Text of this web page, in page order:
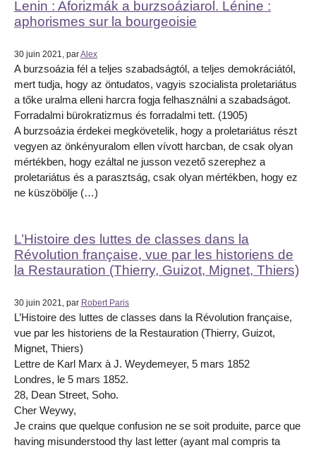
Lenin : Aforizmák a burzsoáziarol. Lénine :
aphorismes sur la bourgeoisie
30 juin 2021, parAlex
A burzsoázia fél a teljes szabadságtól, a teljes demokráciától,
mert tudja, hogy az öntudatos, vagyis szocialista proletariátus
a tőke uralma elleni harcra fogja felhasználni a szabadságot.
Forradalmi bürokratizmus és forradalmi tett. (1905)
A burzsoázia érdekei megkövetelik, hogy a proletariátus részt
vegyen az önkényuralom ellen vívott harcban, de csak olyan
mértékben, hogy ezáltal ne jusson vezető szerephez a
proletariátus és a parasztság, csak olyan mértékben, hogy ez
ne küszöbölje (…)
L’Histoire des luttes de classes dans la
Révolution française, vue par les historiens de
la Restauration (Thierry, Guizot, Mignet, Thiers)
30 juin 2021, par Robert Paris
L’Histoire des luttes de classes dans la Révolution française,
vue par les historiens de la Restauration (Thierry, Guizot,
Mignet, Thiers)
Lettre de Karl Marx à J. Weydemeyer, 5 mars 1852
Londres, le 5 mars 1852.
28, Dean Street, Soho.
Cher Weywy,
Je crains que quelque confusion ne se soit produite, parce que
having misunderstood thy last letter (ayant mal compris ta